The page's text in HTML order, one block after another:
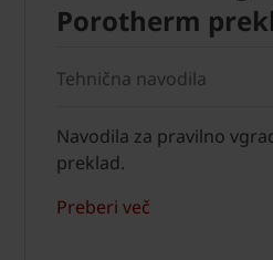
Porotherm
Tehnična navodila
Navodila za pravilno
preklad.
Preberi več